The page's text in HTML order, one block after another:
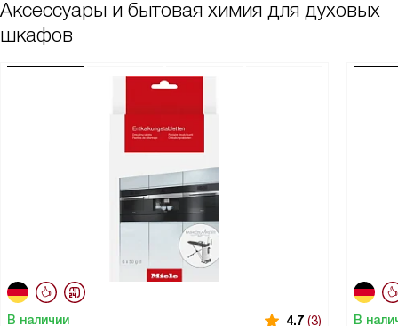
Аксессуары и бытовая химия для духовых
шкафов
В наличии 4.7 (3) В